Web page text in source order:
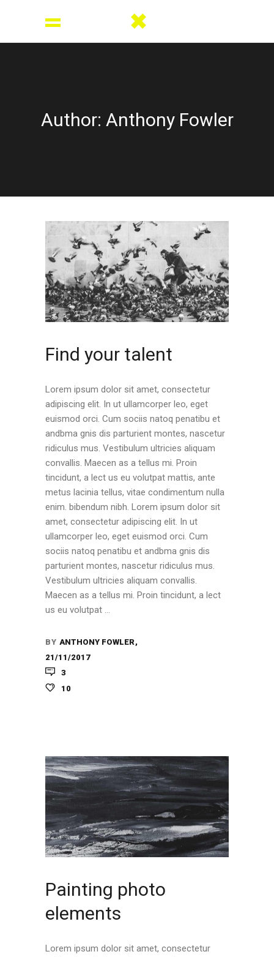
Author: Anthony Fowler
Find your talent
Lorem ipsum dolor sit amet, consectetur
adipiscing elit. In ut ullamcorper leo, eget
euismod orci. Cum sociis natoq penatibu et
andbma gnis dis parturient montes, nascetur
ridiculus mus. Vestibulum ultricies aliquam
convallis. Maecen as a tellus mi. Proin
tincidunt, a lect us eu volutpat mattis, ante
metus lacinia tellus, vitae condimentum nulla
enim. bibendum nibh. Lorem ipsum dolor sit
amet, consectetur adipiscing elit. In ut
ullamcorper leo, eget euismod orci. Cum
sociis natoq penatibu et andbma gnis dis
parturient montes, nascetur ridiculus mus.
Vestibulum ultricies aliquam convallis.
Maecen as a tellus mi. Proin tincidunt, a lect
us eu volutpat
BY ANTHONY FOWLER
21/11/2017
3
10
Painting photo
elements
Lorem ipsum dolor sit amet, consectetur